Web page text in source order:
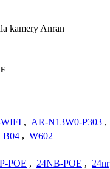
kamery Anran
, AR-N13W0-P303 ,
B04 , W602
POE , 24NB-POE , 24nr